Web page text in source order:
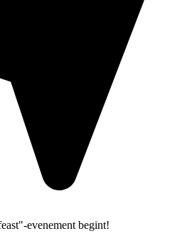
evenement begint!